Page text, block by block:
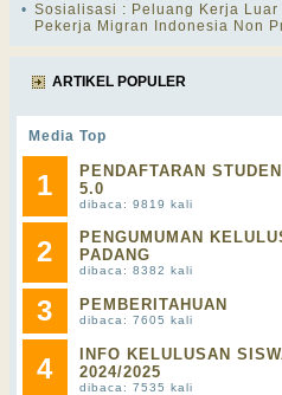
• Sosialisasi : Peluang Kerja
Pekerja Migran Indonesia Non
ARTIKEL POPULER
Media Top
1
PENDAFTARAN
5.0
dibaca: 9819 kali
2
PENGUMUMAN
PADANG
dibaca: 8382 kali
3 PEMBERITAHUAN
dibaca: 7605 kali
4
INFO KELULUSAN
2024/2025
dibaca: 7535 kali